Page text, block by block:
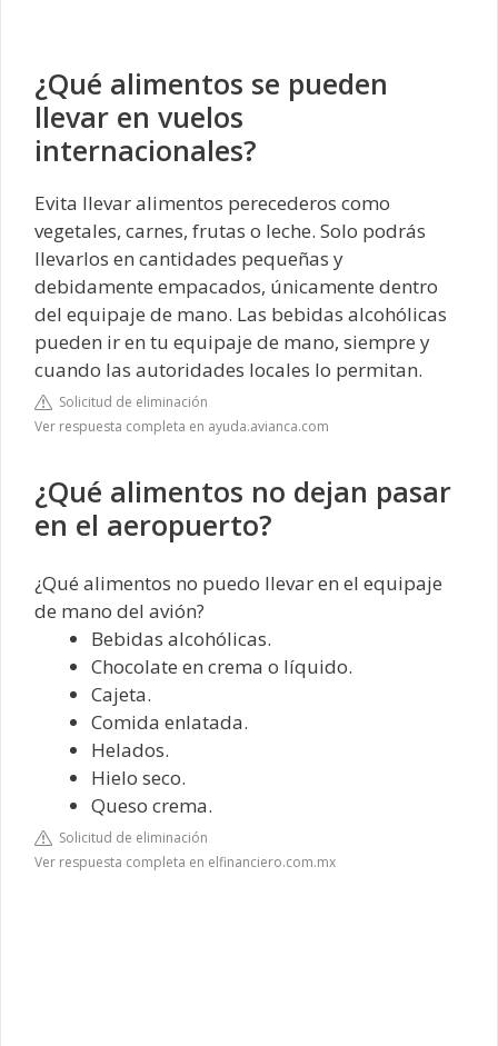
¿Qué alimentos se pueden
llevar en vuelos
internacionales?
Evita llevar alimentos perecederos como
vegetales, carnes, frutas o leche. Solo podrás
llevarlos en cantidades pequeñas y
debidamente empacados, únicamente dentro
del equipaje de mano. Las bebidas alcohólicas
pueden ir en tu equipaje de mano, siempre y
cuando las autoridades locales lo permitan.
Solicitud de eliminación
Ver respuesta completa en ayuda.avianca.com
¿Qué alimentos no dejan pasar
en el aeropuerto?
¿Qué alimentos no puedo llevar en el equipaje
de mano del avión?
Bebidas alcohólicas.
Chocolate en crema o líquido.
Cajeta.
Comida enlatada.
Helados.
Hielo seco.
Queso crema.
Solicitud de eliminación
Ver respuesta completa en elfinanciero.com.mx